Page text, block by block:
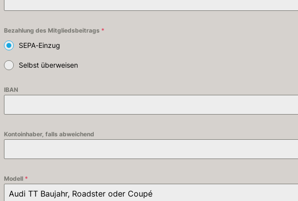
Bezahlung des Mitgliedsbeitrags *
SEPA-Einzug
Selbst überweisen
IBAN
Kontoinhaber, falls abweichend
Modell *